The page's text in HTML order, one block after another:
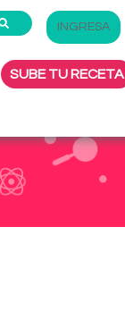
INGRESA
SUBE TU RECETA